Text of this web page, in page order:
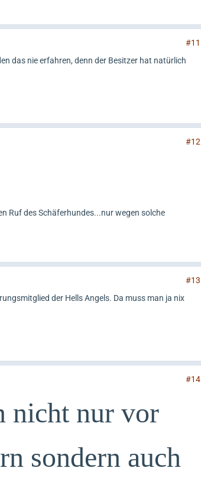
#11
das nie erfahren, denn der Besitzer hat natürlich
#12
Ruf des Schäferhundes...nur wegen solche
#13
der Hells Angels. Da muss man ja nix
#14
nicht nur vor
sondern auch